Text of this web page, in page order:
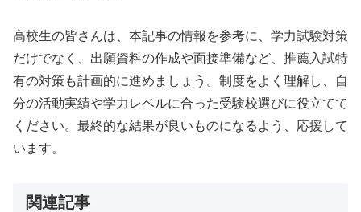
高校生の皆さんは、本記事の情報を参考に、学力試験対策
だけでなく、出願資料の作成や面接準備など、推薦入試特
有の対策も計画的に進めましょう。制度をよく理解し、自
分の活動実績や学力レベルに合った受験校選びに役立てて
ください。最終的な結果が良いものになるよう、応援して
います。
関連記事